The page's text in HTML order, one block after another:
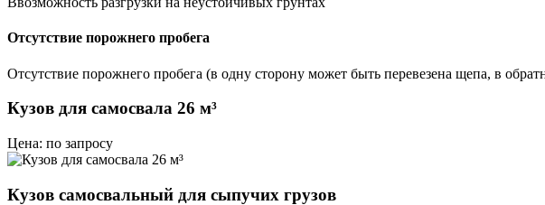
Отсутствие порожнего пробега
Отсутствие порожнего пробега (в одну сторону может быть перевезена щепа, в
Кузов для самосвала 26 м³
Цена: по запросу
Кузов самосвальный для сыпучих грузов